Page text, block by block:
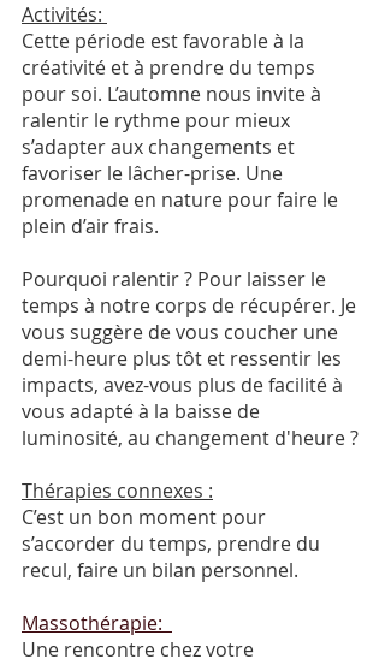
Activités:
Cette période est favorable à la
créativité et à prendre du temps
pour soi. L’automne nous invite à
ralentir le rythme pour mieux
s’adapter aux changements et
favoriser le lâcher-prise. Une
promenade en nature pour faire le
plein d’air frais.
Pourquoi ralentir ? Pour laisser le
temps à notre corps de récupérer. Je
vous suggère de vous coucher une
demi-heure plus tôt et ressentir les
impacts, avez-vous plus de facilité à
vous adapté à la baisse de
luminosité, au changement d'heure ?
Thérapies connexes :
C’est un bon moment pour
s’accorder du temps, prendre du
recul, faire un bilan personnel.
Massothérapie:
Une rencontre chez votre